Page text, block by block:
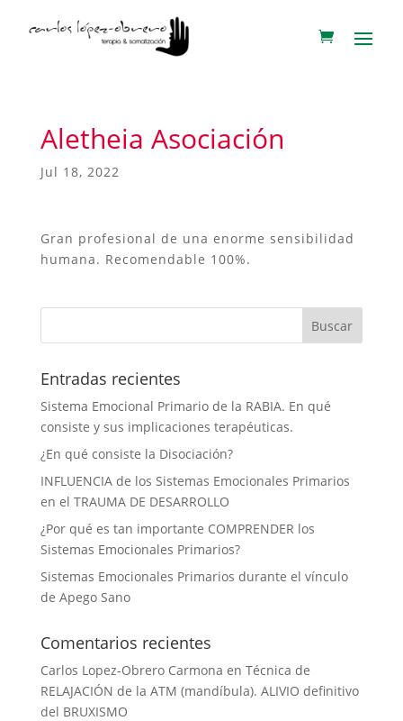
Aletheia Asociación
Jul 18, 2022
Gran profesional de una enorme sensibilidad
humana. Recomendable 100%.
Entradas recientes
Sistema Emocional Primario de la RABIA. En qué
consiste y sus implicaciones terapéuticas.
¿En qué consiste la Disociación?
INFLUENCIA de los Sistemas Emocionales Primarios
en el TRAUMA DE DESARROLLO
¿Por qué es tan importante COMPRENDER los
Sistemas Emocionales Primarios?
Sistemas Emocionales Primarios durante el vínculo
de Apego Sano
Comentarios recientes
Carlos Lopez-Obrero Carmona en Técnica de
RELAJACIÓN de la ATM (mandíbula). ALIVIO definitivo
del BRUXISMO